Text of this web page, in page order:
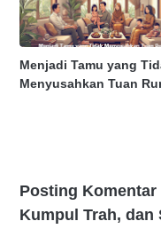
Menjadi Tamu yang
Menyusahkan Tuan
Posting
Kumpul Trah, dan